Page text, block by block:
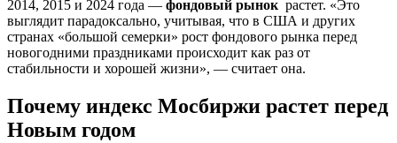
2014, 2015 и 2024 года — фондовый рынокрастет. «Это
выглядит парадоксально, учитывая, что в США и других
странах «большой семерки» рост фондового рынка перед
новогодними праздниками происходит как раз от
стабильности и хорошей жизни», — считает она.
Почему индекс Мосбиржи растет перед
Новым годом